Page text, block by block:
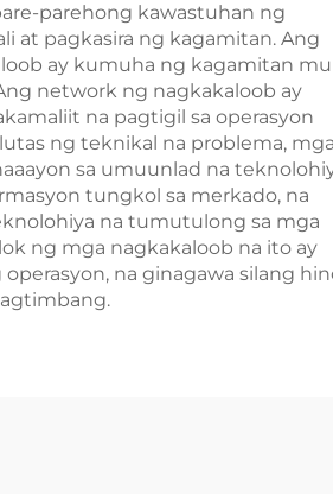
parehong kawastuhan ng
at pagkasira ng kagamitan. Ang
ay kumuha ng kagamitan
network ng nagkakaloob ay
na pagtigil sa operasyon
ng teknikal na problema, mga
sa umuunlad na
tungkol sa merkado, na
na tumutulong sa mga
ng mga nagkakaloob na ito ay
na ginagawa silang